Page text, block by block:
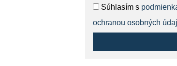
Súhlasím s
ochranou osobných